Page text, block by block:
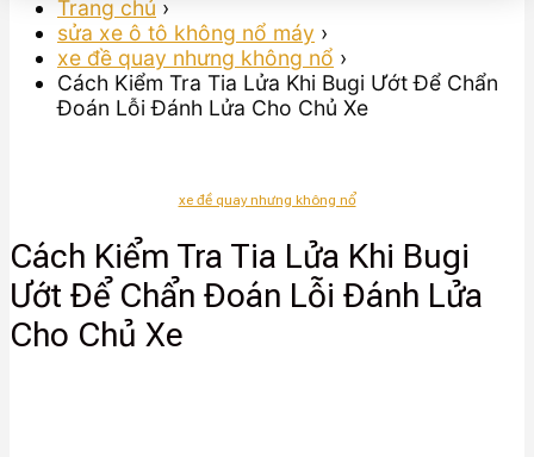
Trang chủ ›
sửa xe ô tô không nổ máy ›
xe đề quay nhưng không nổ ›
Cách Kiểm Tra Tia Lửa Khi Bugi Ướt Để Chẩn
Đoán Lỗi Đánh Lửa Cho Chủ Xe
xe đề quay nhưng không nổ
Cách Kiểm Tra Tia Lửa Khi Bugi
Ướt Để Chẩn Đoán Lỗi Đánh Lửa
Cho Chủ Xe